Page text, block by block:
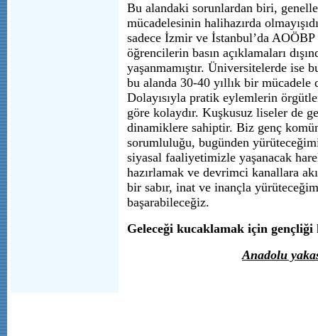
Bu alandaki sorunlardan biri,
mücadelesinin halihazırda
sadece İzmir ve İstanbul’da
öğrencilerin basın açıklamaları
yaşanmamıştır. Üniversitelerde ise
bu alanda 30-40 yıllık bir mücadele
Dolayısıyla pratik eylemlerin
göre kolaydır. Kuşkusuz liseler de
dinamiklere sahiptir. Biz genç
sorumluluğu, bugünden
siyasal faaliyetimizle yaşanacak
hazırlamak ve devrimci kanallara
bir sabır, inat ve inançla
başarabileceğiz.
Geleceği kucaklamak için gençliği
Anadolu